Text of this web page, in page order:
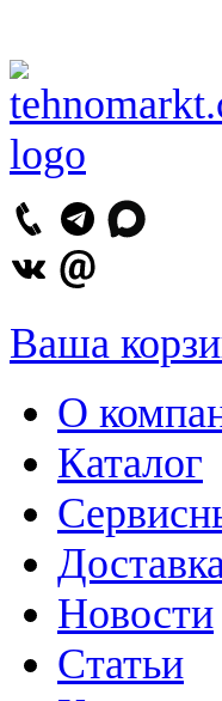
Ваша
О
Каталог
Новости
Статьи